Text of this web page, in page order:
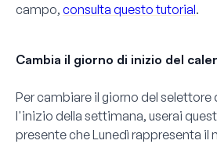
campo, consulta questo tutorial.
Cambia il giorno di inizio del
Per cambiare il giorno del
l'inizio della settimana, userai
presente cheLunedì rappresenta il